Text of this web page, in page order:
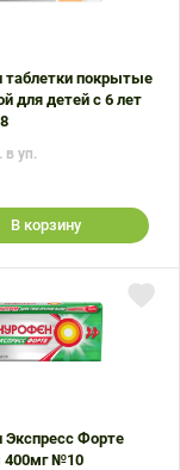
таблетки покрытые
для детей с 6 лет
в уп.
В корзину
Экспресс Форте
400мг №10